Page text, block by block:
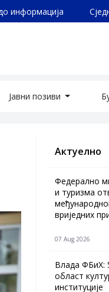
информација
Јавни позиви
Актуелно
Федерално
и туризма
вриједних
07 Aug 2026
Влада ФБиХ:
област
институције